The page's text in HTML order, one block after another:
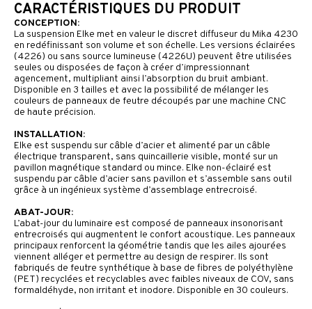
CARACTÉRISTIQUES DU PRODUIT
CONCEPTION:
La suspension Elke met en valeur le discret diffuseur du Mika 4230
en redéfinissant son volume et son échelle. Les versions éclairées
(4226) ou sans source lumineuse (4226U) peuvent être utilisées
seules ou disposées de façon à créer d’impressionnant
agencement, multipliant ainsi l’absorption du bruit ambiant.
Disponible en 3 tailles et avec la possibilité de mélanger les
couleurs de panneaux de feutre découpés par une machine CNC
de haute précision.
INSTALLATION:
Elke est suspendu sur câble d’acier et alimenté par un câble
électrique transparent, sans quincaillerie visible, monté sur un
pavillon magnétique standard ou mince. Elke non-éclairé est
suspendu par câble d’acier sans pavillon et s’assemble sans outil
grâce à un ingénieux système d’assemblage entrecroisé.
ABAT-JOUR:
L’abat-jour du luminaire est composé de panneaux insonorisant
entrecroisés qui augmentent le confort acoustique. Les panneaux
principaux renforcent la géométrie tandis que les ailes ajourées
viennent alléger et permettre au design de respirer. Ils sont
fabriqués de feutre synthétique à base de fibres de polyéthylène
(PET) recyclées et recyclables avec faibles niveaux de COV, sans
formaldéhyde, non irritant et inodore. Disponible en 30 couleurs.